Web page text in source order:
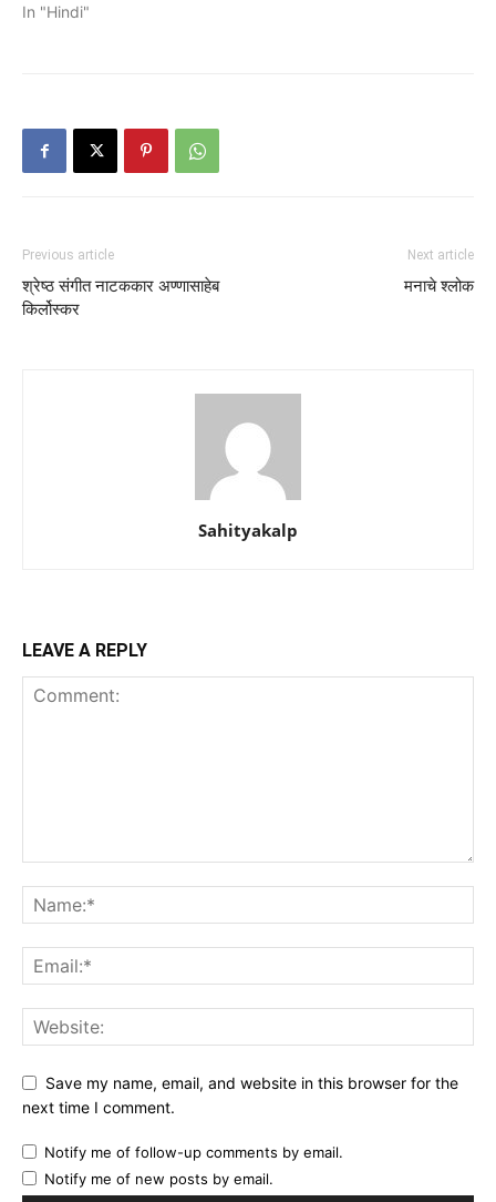
In "Hindi"
Previous article
श्रेष्ठ संगीत नाटककार अण्णासाहेब
किर्लोस्कर
Next article
मनाचे श्लोक
Sahityakalp
LEAVE A REPLY
Save my name, email, and website in this browser for the
next time I comment.
Notify me of follow-up comments by email.
Notify me of new posts by email.